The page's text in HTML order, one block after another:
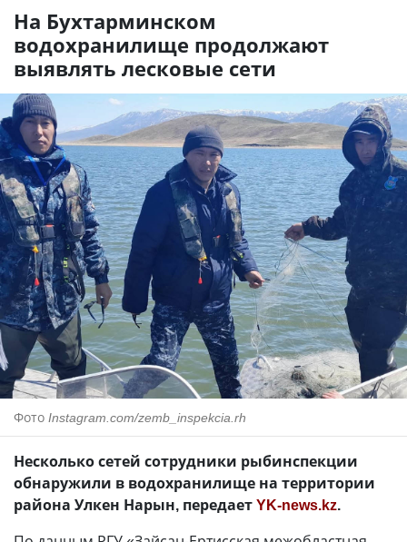
На Бухтарминском
водохранилище продолжают
выявлять лесковые сети
Фото Instagram.com/zemb_inspekcia.rh
Несколько сетей сотрудники рыбинспекции
обнаружили в водохранилище на территории
района Улкен Нарын, передаетYK-news.kz.